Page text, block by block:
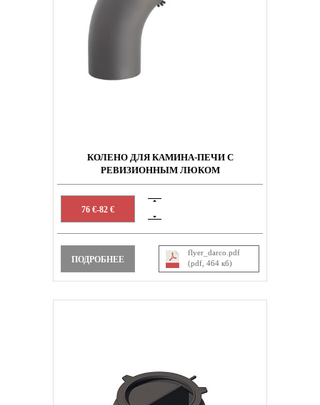
КОЛЕНО ДЛЯ КАМИНА-ПЕЧИ С
РЕВИЗИОННЫМ ЛЮКОМ
76 €-82 €
ПОДРОБНЕЕ
flyer_darco.pdf
(pdf, 464 кб)